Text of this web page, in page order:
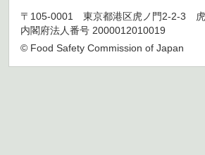
〒105-0001 東京都港区虎ノ門2-2-3 虎
内閣府法人番号 2000012010019
© Food Safety Commission of Japan